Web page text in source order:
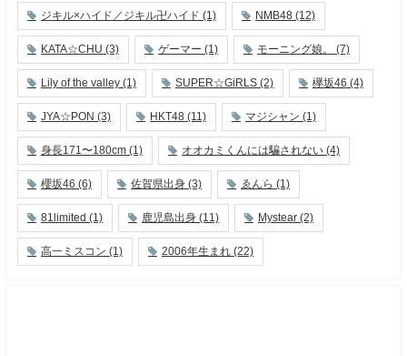
ジキル×ハイド／ジキル卍ハイド (1) NMB48 (12)
KATA☆CHU (3) ゲーマー (1) モーニング娘。 (7)
Lily of the valley (1) SUPER☆GiRLS (2) 欅坂46 (4)
JYA☆PON (3) HKT48 (11) マジシャン (1)
身長171〜180cm (1) オオカミくんには騙されない (4)
櫻坂46 (6) 佐賀県出身 (3) ゑんら (1)
81limited (1) 鹿児島出身 (11) Mystear (2)
高一ミスコン (1) 2006年生まれ (22)